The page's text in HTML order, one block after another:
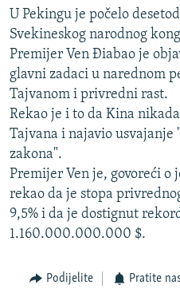
pretragu
VIDEO
FOTOGALERIJE
INFOGRAFIKE
PODCASTI
RAT U UKRAJINI
KINA NA BALKANU
RSE PRIČE IZ SVIJETA
ISPRIČAJ MI
DNEVNO@RSE
SPECIJALI RSE
VIŠE OD NASLOVA
POPLAVE I KLIZIŠTA U BIH 2024.
PRATITE NAS
U Pekingu je počelo
Svekineskog narodnog
Premijer Ven Điabao je
glavni zadaci u narednom
Tajvanom i privredni rast.
Rekao je i to da Kina
Tajvana i najavio usvajanje
zakona".
Premijer Ven je, govoreći o
rekao da je stopa
9,5% i da je dostignut
1.160.000.000.000 $.
Podijelite Pratite